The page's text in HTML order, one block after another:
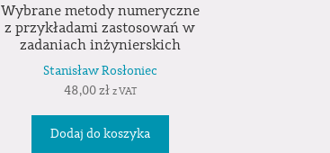
Wybrane metody numeryczne
z przykładami zastosowań w
zadaniach inżynierskich
Stanisław Rosłoniec
48,00zł z VAT
Dodaj do koszyka